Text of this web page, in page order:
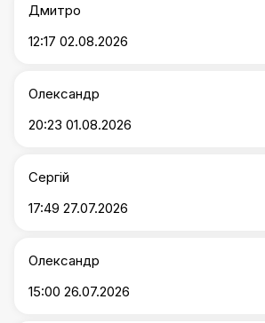
Дмитро
12:17 02.08.2026
Олександр
20:23 01.08.2026
Сергій
17:49 27.07.2026
Олександр
15:00 26.07.2026